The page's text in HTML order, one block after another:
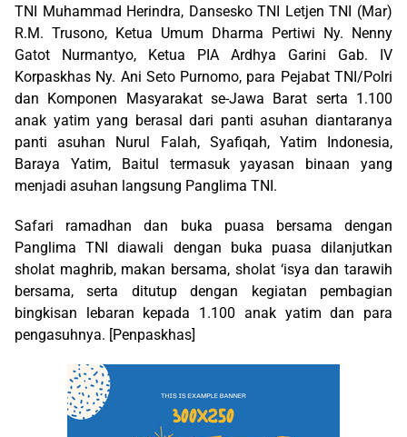
TNI Muhammad Herindra, Dansesko TNI Letjen TNI (Mar)
R.M. Trusono, Ketua Umum Dharma Pertiwi Ny. Nenny
Gatot Nurmantyo, Ketua PIA Ardhya Garini Gab. IV
Korpaskhas Ny. Ani Seto Purnomo, para Pejabat TNI/Polri
dan Komponen Masyarakat se-Jawa Barat serta 1.100
anak yatim yang berasal dari panti asuhan diantaranya
panti asuhan Nurul Falah, Syafiqah, Yatim Indonesia,
Baraya Yatim, Baitul termasuk yayasan binaan yang
menjadi asuhan langsung Panglima TNI.
Safari ramadhan dan buka puasa bersama dengan
Panglima TNI diawali dengan buka puasa dilanjutkan
sholat maghrib, makan bersama, sholat ‘isya dan tarawih
bersama, serta ditutup dengan kegiatan pembagian
bingkisan lebaran kepada 1.100 anak yatim dan para
pengasuhnya. [Penpaskhas]